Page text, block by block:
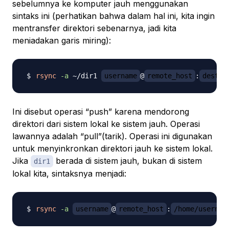
sebelumnya ke komputer jauh menggunakan
sintaks ini (perhatikan bahwa dalam hal ini, kita ingin
mentransfer direktori sebenarnya, jadi kita
meniadakan garis miring):
rsync -a ~/dir1 username @ remote_host :
Ini disebut operasi “push” karena mendorong
direktori dari sistem lokal ke sistem jauh. Operasi
lawannya adalah “pull”(tarik). Operasi ini digunakan
untuk menyinkronkan direktori jauh ke sistem lokal.
Jika
dir1
berada di sistem jauh, bukan di sistem
lokal kita, sintaksnya menjadi:
rsync -a username @ remote_host : /home/